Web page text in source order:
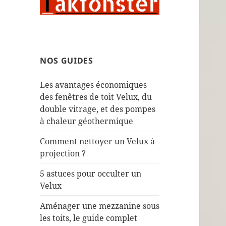
NOS GUIDES
Les avantages économiques
des fenêtres de toit Velux, du
double vitrage, et des pompes
à chaleur géothermique
Comment nettoyer un Velux à
projection ?
5 astuces pour occulter un
Velux
Aménager une mezzanine sous
les toits, le guide complet